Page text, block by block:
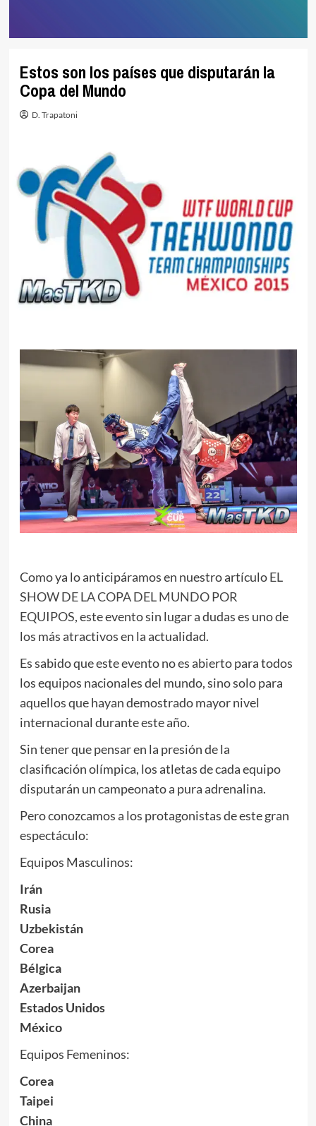
Estos son los países que disputarán la
Copa del Mundo
D. Trapatoni
Como ya lo anticipáramos en nuestro artículoEL
SHOW DE LA COPA DEL MUNDO POR
EQUIPOS, este evento sin lugar a dudas es uno de
los más atractivos en la actualidad.
Es sabido que este evento no es abierto para todos
los equipos nacionales del mundo, sino solo para
aquellos que hayan demostrado mayor nivel
internacional durante este año.
Sin tener que pensar en la presión de la
clasificación olímpica, los atletas de cada equipo
disputarán un campeonato a pura adrenalina.
Pero conozcamos a los protagonistas de este gran
espectáculo:
Equipos Masculinos:
Irán
Rusia
Uzbekistán
Corea
Bélgica
Azerbaijan
Estados Unidos
México
Equipos Femeninos:
Corea
Taipei
China